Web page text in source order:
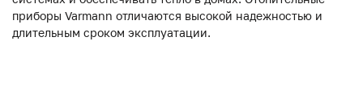
приборы Varmann отличаются высокой надежностью и
длительным сроком эксплуатации.